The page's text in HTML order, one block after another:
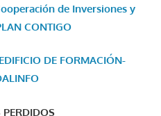
de Inversiones y
CONTIGO
DE FORMACIÓN-
PERDIDOS